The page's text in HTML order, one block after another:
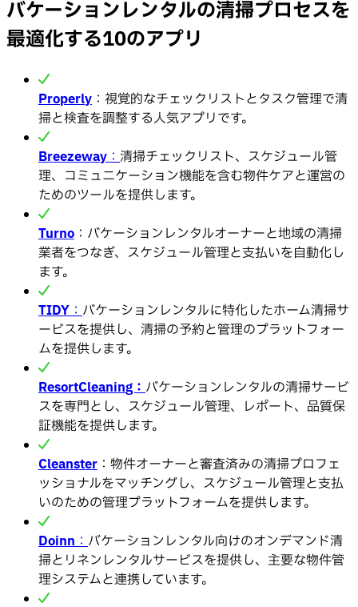
バケーションレンタルの清掃プロセスを
最適化する10のアプリ
Properly ：視覚的なチェックリストとタスク管理で清
掃と検査を調整する人気アプリです。
Breezeway ： 清掃チェックリスト、スケジュール管
理、コミュニケーション機能を含む物件ケアと運営の
ためのツールを提供します。
Turno ：バケーションレンタルオーナーと地域の清掃
業者をつなぎ、スケジュール管理と支払いを自動化し
ます。
TIDY ： バケーションレンタルに特化したホーム清掃サ
ービスを提供し、清掃の予約と管理のプラットフォー
ムを提供します。
ResortCleaning： バケーションレンタルの清掃サービ
スを専門とし、スケジュール管理、レポート、品質保
証機能を提供します。
Cleanster ：物件オーナーと審査済みの清掃プロフェ
ッショナルをマッチングし、スケジュール管理と支払
いのための管理プラットフォームを提供します。
Doinn ： バケーションレンタル向けのオンデマンド清
掃とリネンレンタルサービスを提供し、主要な物件管
理システムと連携しています。